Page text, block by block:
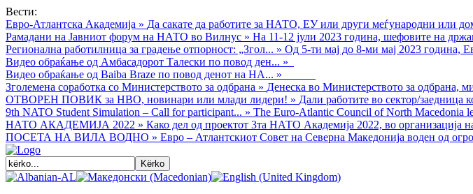
Вести:
Евро-Атлантска Академија » Да сакате да работите за НАТО, ЕУ или други меѓународни или
Рамадани на Јавниот форум на НАТО во Вилнус » На 11-12 јули 2023 година, шефовите на
Регионална работилница за градење отпорност: „Згол... » Од 5-ти мај до 8-ми мај 2023 година,
Видео обраќањe од Амбасадорот Талески по повод ден... »
Видео обраќање од Baiba Braze по повод денот на НА... »
Зголемена соработка со Министерството за одбрана » Денеска во Министерството за одбрана,
ОТВОРЕН ПОВИК за НВО, новинари или млади лидери! » Дали работите во сектор/заедница
9th NATO Student Simulation – Call for participant... » The Euro-Atlantic Council of North Macedonia
НАТО АКАДЕМИЈА 2022 » Како дел од проектот 3та НАТО Академија 2022, во организација
ПОСЕТА НА ВИЛА ВОДНО » Евро – Атлантскиот Совет на Северна Македонија воден од